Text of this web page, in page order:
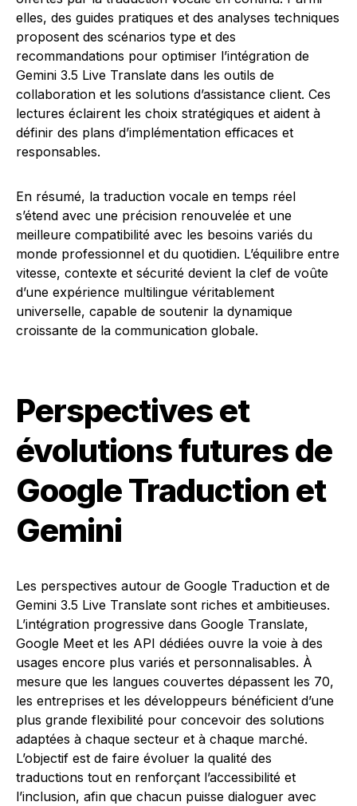
elles, des guides pratiques et des analyses techniques
proposent des scénarios type et des
recommandations pour optimiser l’intégration de
Gemini 3.5 Live Translate dans les outils de
collaboration et les solutions d’assistance client. Ces
lectures éclairent les choix stratégiques et aident à
définir des plans d’implémentation efficaces et
responsables.
En résumé, la traduction vocale en temps réel
s’étend avec une précision renouvelée et une
meilleure compatibilité avec les besoins variés du
monde professionnel et du quotidien. L’équilibre entre
vitesse, contexte et sécurité devient la clef de voûte
d’une expérience multilingue véritablement
universelle, capable de soutenir la dynamique
croissante de la communication globale.
Perspectives et
évolutions futures de
Google Traduction et
Gemini
Les perspectives autour de Google Traduction et de
Gemini 3.5 Live Translate sont riches et ambitieuses.
L’intégration progressive dans Google Translate,
Google Meet et les API dédiées ouvre la voie à des
usages encore plus variés et personnalisables. À
mesure que les langues couvertes dépassent les 70,
les entreprises et les développeurs bénéficient d’une
plus grande flexibilité pour concevoir des solutions
adaptées à chaque secteur et à chaque marché.
L’objectif est de faire évoluer la qualité des
traductions tout en renforçant l’accessibilité et
l’inclusion, afin que chacun puisse dialoguer avec